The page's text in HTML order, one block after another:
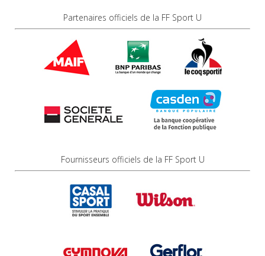
Partenaires officiels de la FF Sport U
Fournisseurs officiels de la FF Sport U